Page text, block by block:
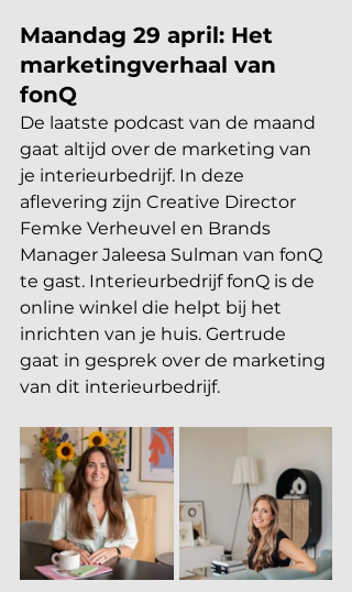
Maandag 29 april: Het
marketingverhaal van
fonQ
De laatste podcast van de maand
gaat altijd over de marketing van
je interieurbedrijf. In deze
aflevering zijn Creative Director
Femke Verheuvel en Brands
Manager Jaleesa Sulman van fonQ
te gast. Interieurbedrijf fonQ is de
online winkel die helpt bij het
inrichten van je huis. Gertrude
gaat in gesprek over de marketing
van dit interieurbedrijf.